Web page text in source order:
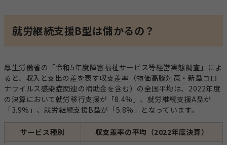
就労継続支援B型は儲かるの？
厚生労働省の「令和5年度障害福祉サービス等経営実態調査」によ
ると、収入と支出の差を表す収支差率（物価高騰対策・新型コロ
ナウイルス感染症関連の補助金を含む）の全国平均は、2022年度
の決算において就労移行支援が「8.4%」、就労継続支援A型が
「3.9%」、就労継続支援B型が「5.8%」となっています。
サービス種別
収支差率の平均（2022年度決算）